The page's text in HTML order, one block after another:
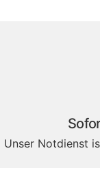
Unser Notdienst